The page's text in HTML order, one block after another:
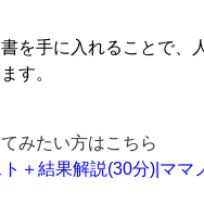
を手に入れることで、
す。
みたい方はこちら
＋結果解説(30分)|ママ